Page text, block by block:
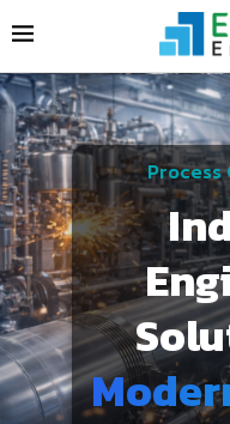
Process